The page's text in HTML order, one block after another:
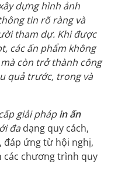
dựng hình ảnh
tin rõ ràng và
tham dự. Khi được
các ấn phẩm không
còn trở thành công
quả trước, trong và
giải phápin ấn
đadạng quy cách,
đáp ứng từ hội nghị,
các chương trình quy